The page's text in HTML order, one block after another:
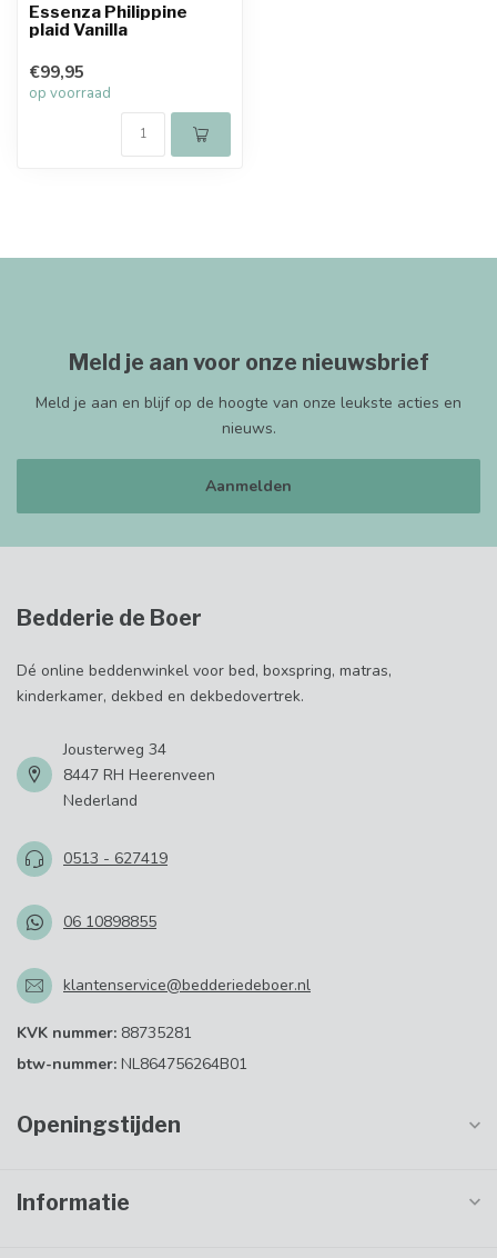
Essenza Philippine
plaid Vanilla
€99,95
op voorraad
Meld je aan voor onze nieuwsbrief
Meld je aan en blijf op de hoogte van onze leukste acties en
nieuws.
Aanmelden
Bedderie de Boer
Dé online beddenwinkel voor bed, boxspring, matras,
kinderkamer, dekbed en dekbedovertrek.
Jousterweg 34
8447 RH Heerenveen
Nederland
0513 - 627419
06 10898855
klantenservice@bedderiedeboer.nl
KVK nummer: 88735281
btw-nummer: NL864756264B01
Openingstijden
Informatie